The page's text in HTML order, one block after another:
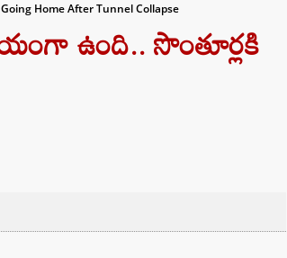
Home After Tunnel Collapse
ఉంది.. సొంతూర్లకి